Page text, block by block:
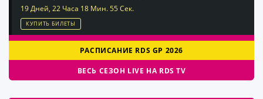
19 Дней, 22 Часа 18 Мин. 55 Сек.
КУПИТЬ БИЛЕТЫ
РАСПИСАНИЕ RDS GP 2026
ВЕСЬ СЕЗОН LIVE НА RDS TV